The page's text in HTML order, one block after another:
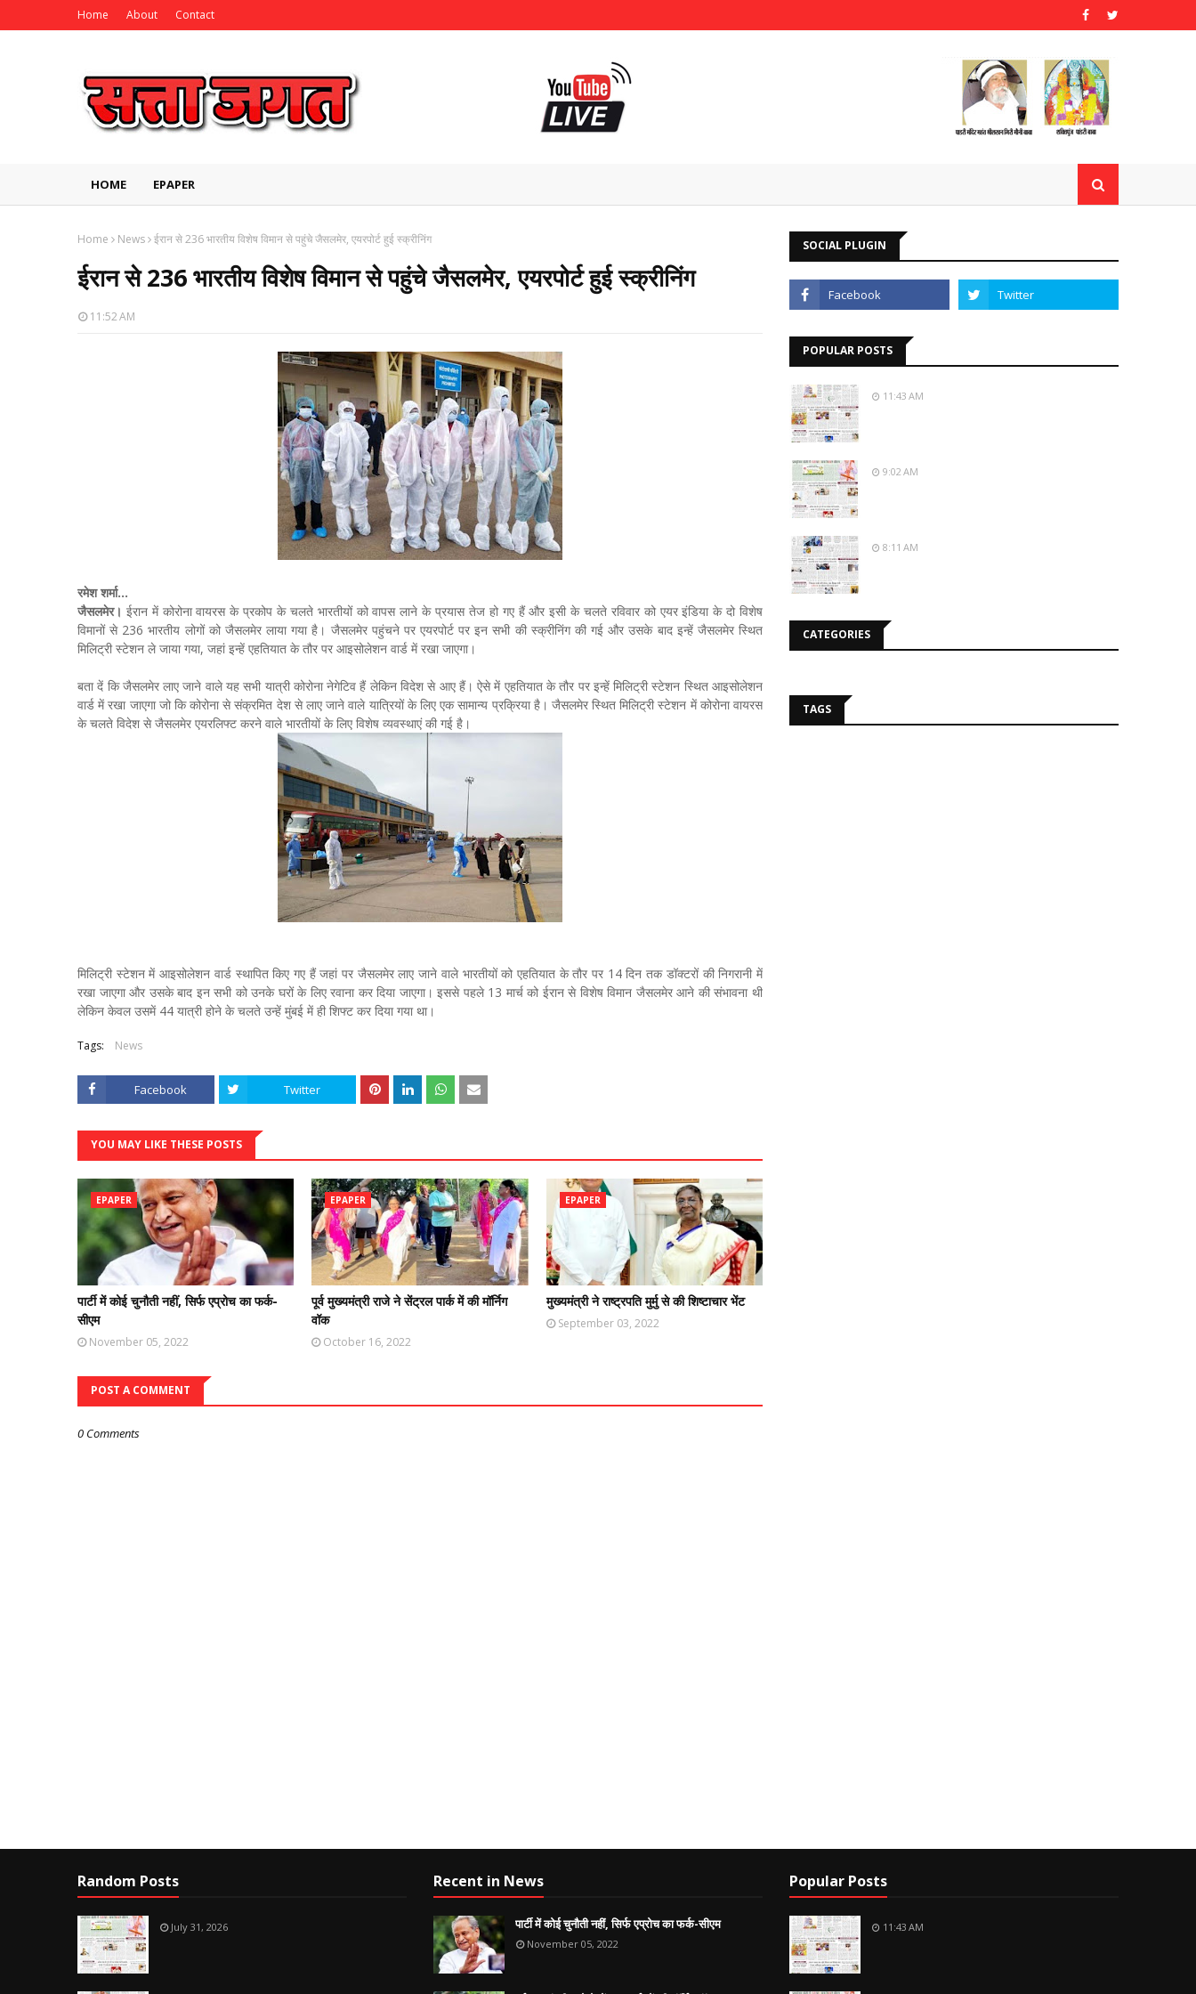
Home About Contact
HOME EPAPER
Home News ईरान से 236 भारतीय विशेष विमान से पहुंचे जैसलमेर, एयरपोर्ट हुई स्क्रीनिंग
ईरान से 236 भारतीय विशेष विमान से पहुंचे जैसलमेर, एयरपोर्ट हुई स्क्रीनिंग
11:52 AM
रमेश शर्मा...
जैसलमेर। ईरान में कोरोना वायरस के प्रकोप के चलते भारतीयों को वापस लाने के प्रयास तेज हो गए हैं और इसी के चलते रविवार को एयर इंडिया के दो विशेष
विमानों से 236 भारतीय लोगों को जैसलमेर लाया गया है। जैसलमेर पहुंचने पर एयरपोर्ट पर इन सभी की स्क्रीनिंग की गई और उसके बाद इन्हें जैसलमेर स्थित
मिलिट्री स्टेशन ले जाया गया, जहां इन्हें एहतियात के तौर पर आइसोलेशन वार्ड में रखा जाएगा।
बता दें कि जैसलमेर लाए जाने वाले यह सभी यात्री कोरोना नेगेटिव हैं लेकिन विदेश से आए हैं। ऐसे में एहतियात के तौर पर इन्हें मिलिट्री स्टेशन स्थित आइसोलेशन
वार्ड में रखा जाएगा जो कि कोरोना से संक्रमित देश से लाए जाने वाले यात्रियों के लिए एक सामान्य प्रक्रिया है। जैसलमेर स्थित मिलिट्री स्टेशन में कोरोना वायरस
के चलते विदेश से जैसलमेर एयरलिफ्ट करने वाले भारतीयों के लिए विशेष व्यवस्थाएं की गई है।
मिलिट्री स्टेशन में आइसोलेशन वार्ड स्थापित किए गए हैं जहां पर जैसलमेर लाए जाने वाले भारतीयों को एहतियात के तौर पर 14 दिन तक डॉक्टरों की निगरानी में
रखा जाएगा और उसके बाद इन सभी को उनके घरों के लिए रवाना कर दिया जाएगा। इससे पहले 13 मार्च को ईरान से विशेष विमान जैसलमेर आने की संभावना थी
लेकिन केवल उसमें 44 यात्री होने के चलते उन्हें मुंबई में ही शिफ्ट कर दिया गया था।
Tags: News
Facebook Twitter
YOU MAY LIKE THESE POSTS
EPAPER
पार्टी में कोई चुनौती नहीं, सिर्फ एप्रोच का फर्क-
सीएम
November 05, 2022
EPAPER
पूर्व मुख्यमंत्री राजे ने सेंट्रल पार्क में की मॉर्निग
वॉक
October 16, 2022
EPAPER
मुख्यमंत्री ने राष्ट्रपति मुर्मु से की शिष्टाचार भेंट
September 03, 2022
POST A COMMENT
0 Comments
SOCIAL PLUGIN
POPULAR POSTS
11:43 AM
9:02 AM
8:11 AM
CATEGORIES
TAGS
Random Posts
July 31, 2026
Recent in News
पार्टी में कोई चुनौती नहीं, सिर्फ एप्रोच का फर्क-सीएम
November 05, 2022
Popular Posts
11:43 AM